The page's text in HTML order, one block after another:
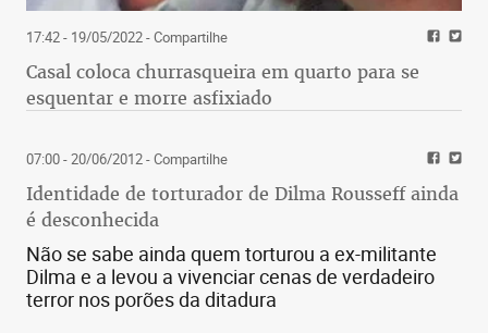
17:42 - 19/05/2022- Compartilhe
Casal coloca churrasqueira em quarto para se
esquentar e morre asfixiado
07:00 - 20/06/2012- Compartilhe
Identidade de torturador de Dilma Rousseff ainda
é desconhecida
Não se sabe ainda quem torturou a ex-militante
Dilma e a levou a vivenciar cenas de verdadeiro
terror nos porões da ditadura